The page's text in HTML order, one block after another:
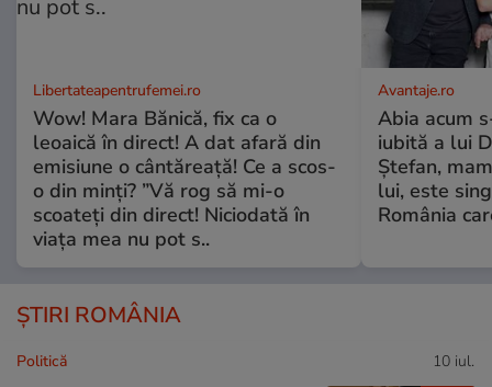
Libertateapentrufemei.ro
Wow! Mara Bănică, fix ca o
leoaică în direct! A dat afară din
emisiune o cântăreață! Ce a scos-
o din minți? ”Vă rog să mi-o
scoateți din direct! Niciodată în
viața mea nu pot s..
Avantaje.ro
Abia acum
iubită a lui
Ștefan,
lui, este
România
ȘTIRI ROMÂNIA
Politică 10 iul.